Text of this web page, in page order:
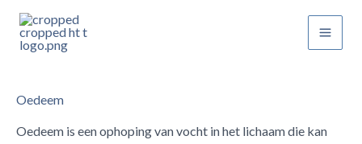
naar
Main
Oedeem
Oedeem is een ophoping van vocht in het lichaam die kan